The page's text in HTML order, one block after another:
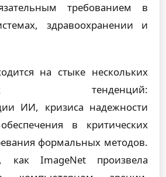
требованием в
здравоохранении и
на стыке нескольких
тенденций:
ИИ, кризиса надежности
в критических
формальных методов.
как ImageNet произвела